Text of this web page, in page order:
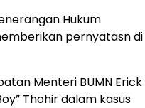
Hukum
pernyatasn di
Menteri BUMN Erick
Thohir dalam kasus